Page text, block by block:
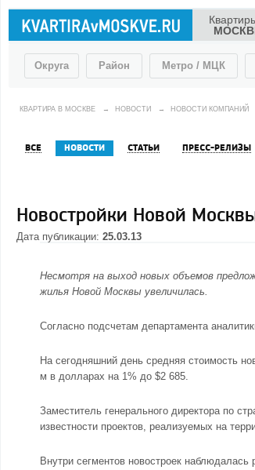
Округа Район Метро / МЦК
КВАРТИРА В МОСКВЕ → НОВОСТИ → НОВОСТИ КОМПАНИЙ
ВСЕ НОВОСТИ СТАТЬИ ПРЕСС-РЕЛИЗЫ
Новостройки Новой
Дата публикации: 25.03.13
Несмотря на выход новых объемов
жилья Новой Москвы увеличилась.
Согласно подсчетам департамента
На сегодняшний день средняя стоимость
м в долларах на 1% до $2 685.
Заместитель генерального директора по
известности проектов, реализуемых на
Внутри сегментов новостроек